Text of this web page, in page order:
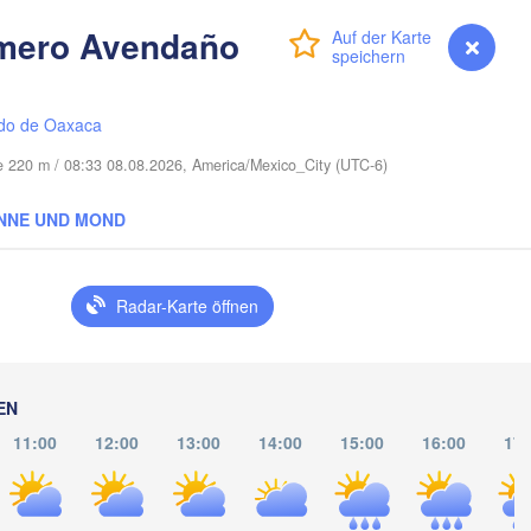
Anmelden Premium myVentusky Vorhersage
Avendaño
de Oaxaca
220 m / 08:33 08.08.2026, America/Mexico_City (UTC-6)
UND MOND
Radar-Karte öffnen
11:00 12:00 13:00 14:00 15:00 16:00
La Habana
Ciego de Ávila
KUBA